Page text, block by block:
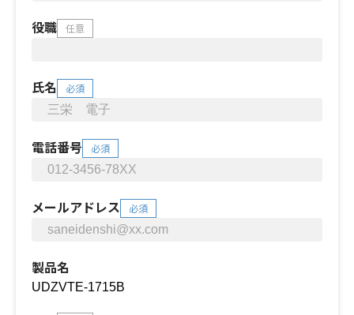
役職 任意
氏名 必須
電話番号 必須
メールアドレス 必須
製品名